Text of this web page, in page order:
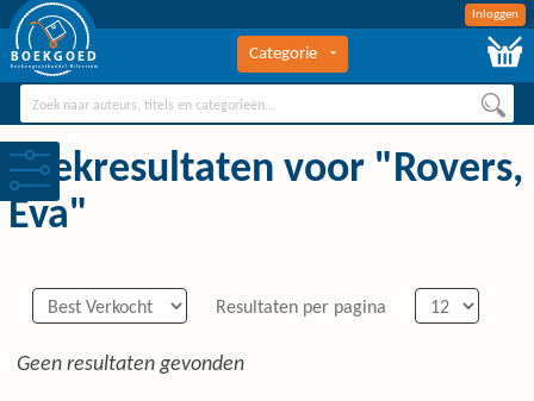
Inloggen
BOEKGOED
Boekengroothandel Hilversum
Categorie
Zoekresultaten voor "Rovers,
Eva"
Resultaten per pagina
Geen resultaten gevonden